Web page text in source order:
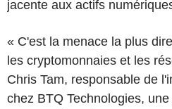
jacente aux actifs
« C'est la menace la plus
les cryptomonnaies et les
Chris Tam, responsable de
chez BTQ Technologies,